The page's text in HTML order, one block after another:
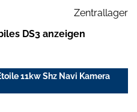
Zentrallager
DS3 anzeigen
11kw Shz Navi Kamera